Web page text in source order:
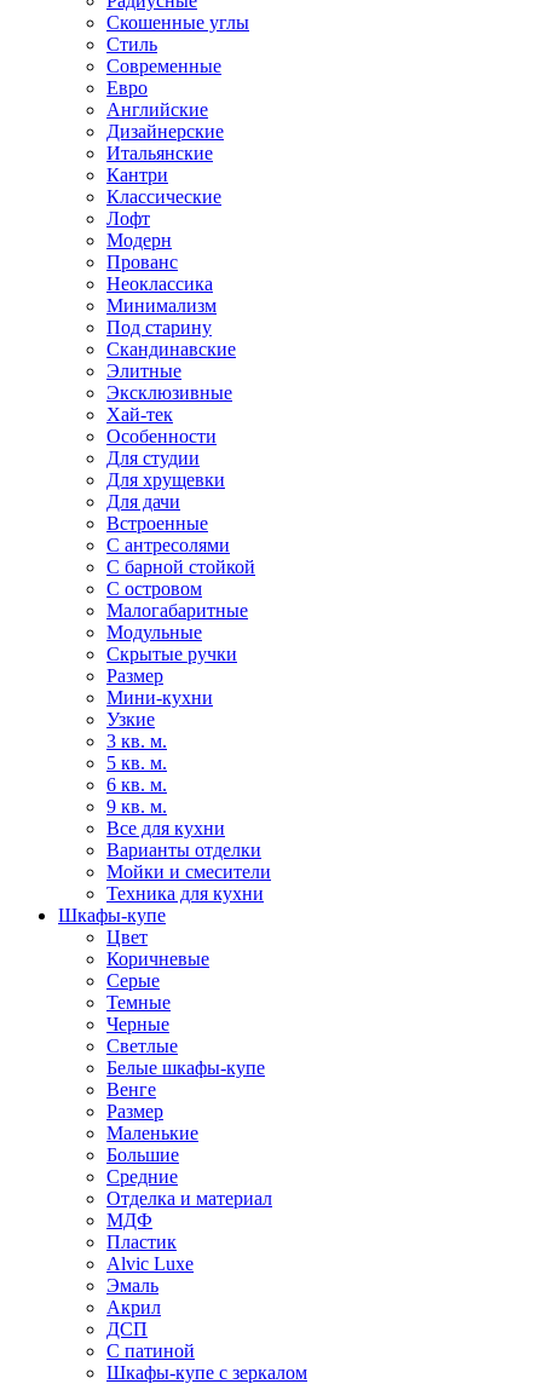
Скошенные углы
Стиль
Современные
Евро
Английские
Дизайнерские
Итальянские
Кантри
Классические
Лофт
Модерн
Прованс
Неоклассика
Минимализм
Под старину
Скандинавские
Элитные
Эксклюзивные
Хай-тек
Особенности
Для студии
Для хрущевки
Для дачи
Встроенные
С антресолями
С барной стойкой
С островом
Малогабаритные
Модульные
Скрытые ручки
Размер
Мини-кухни
Узкие
3 кв. м.
5 кв. м.
6 кв. м.
9 кв. м.
Все для кухни
Варианты отделки
Мойки и смесители
Техника для кухни
Шкафы-купе
Цвет
Коричневые
Серые
Темные
Черные
Светлые
Белые шкафы-купе
Венге
Размер
Маленькие
Большие
Средние
Отделка и материал
МДФ
Пластик
Alvic Luxe
Эмаль
Акрил
ДСП
С патиной
Шкафы-купе с зеркалом